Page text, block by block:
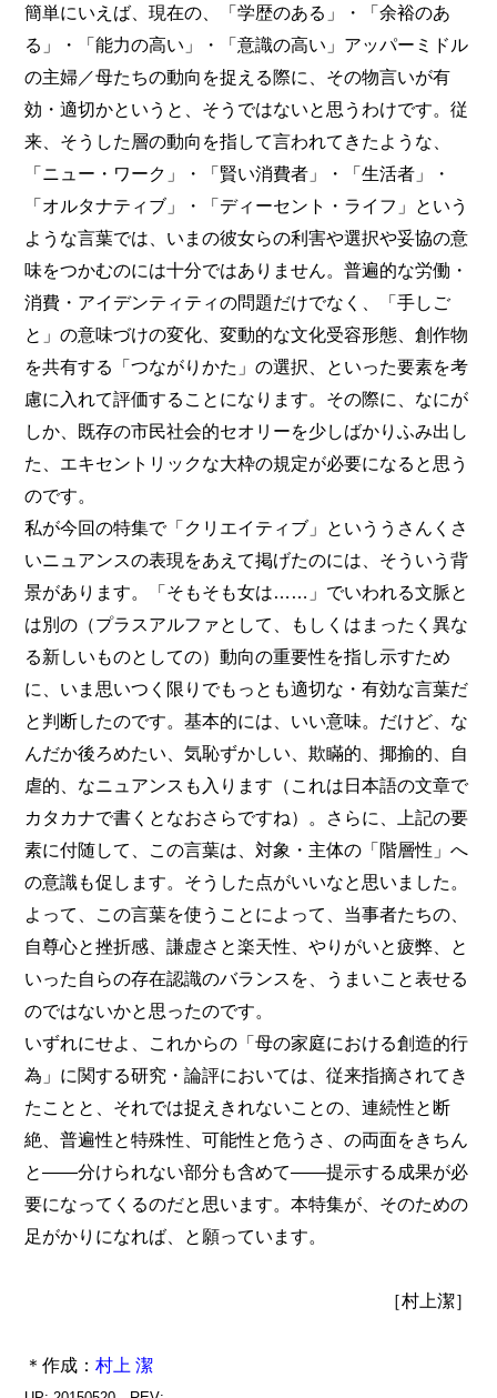
簡単にいえば、現在の、「学歴のある」・「余裕のあ
る」・「能力の高い」・「意識の高い」アッパーミドル
の主婦／母たちの動向を捉える際に、その物言いが有
効・適切かというと、そうではないと思うわけです。従
来、そうした層の動向を指して言われてきたような、
「ニュー・ワーク」・「賢い消費者」・「生活者」・
「オルタナティブ」・「ディーセント・ライフ」という
ような言葉では、いまの彼女らの利害や選択や妥協の意
味をつかむのには十分ではありません。普遍的な労働・
消費・アイデンティティの問題だけでなく、「手しご
と」の意味づけの変化、変動的な文化受容形態、創作物
を共有する「つながりかた」の選択、といった要素を考
慮に入れて評価することになります。その際に、なにが
しか、既存の市民社会的セオリーを少しばかりふみ出し
た、エキセントリックな大枠の規定が必要になると思う
のです。
私が今回の特集で「クリエイティブ」といううさんくさ
いニュアンスの表現をあえて掲げたのには、そういう背
景があります。「そもそも女は……」でいわれる文脈と
は別の（プラスアルファとして、もしくはまったく異な
る新しいものとしての）動向の重要性を指し示すため
に、いま思いつく限りでもっとも適切な・有効な言葉だ
と判断したのです。基本的には、いい意味。だけど、な
んだか後ろめたい、気恥ずかしい、欺瞞的、揶揄的、自
虐的、なニュアンスも入ります（これは日本語の文章で
カタカナで書くとなおさらですね）。さらに、上記の要
素に付随して、この言葉は、対象・主体の「階層性」へ
の意識も促します。そうした点がいいなと思いました。
よって、この言葉を使うことによって、当事者たちの、
自尊心と挫折感、謙虚さと楽天性、やりがいと疲弊、と
いった自らの存在認識のバランスを、うまいこと表せる
のではないかと思ったのです。
いずれにせよ、これからの「母の家庭における創造的行
為」に関する研究・論評においては、従来指摘されてき
たことと、それでは捉えきれないことの、連続性と断
絶、普遍性と特殊性、可能性と危うさ、の両面をきちん
と――分けられない部分も含めて――提示する成果が必
要になってくるのだと思います。本特集が、そのための
足がかりになれば、と願っています。
［村上潔］
＊作成：村上 潔